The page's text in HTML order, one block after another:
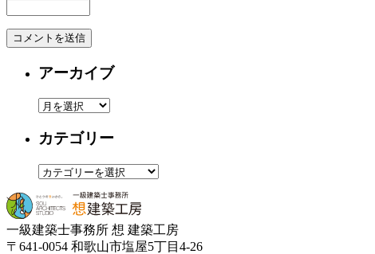
アーカイブ
ア
カ
ブ
カテゴリー
カ
ゴ
リ
ー
一級建築士事務所 想 建築工房
〒641-0054 和歌山市塩屋5丁目4-26